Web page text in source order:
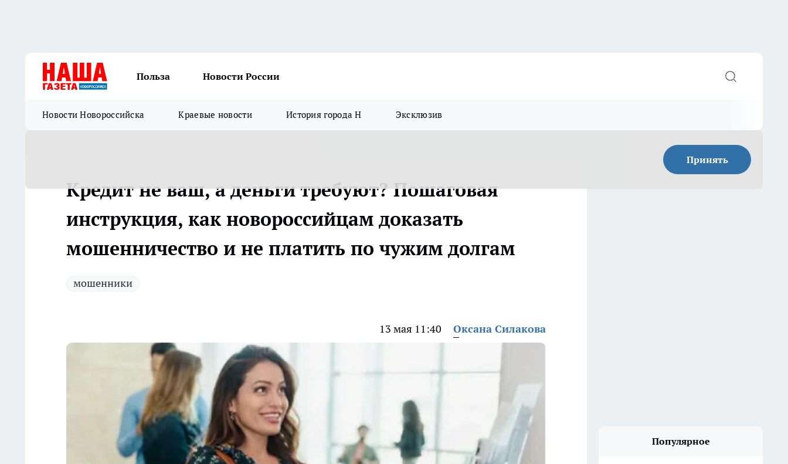
Польза Новости России
Новости Новороссийска Краевые новости История города Н Эксклюзив
Принять
Кредит не ваш, а деньги требуют? Пошаговая
инструкция, как новороссийцам доказать
мошенничество и не платить по чужим долгам
мошенники
13 мая 11:40 Оксана Силакова
Популярное